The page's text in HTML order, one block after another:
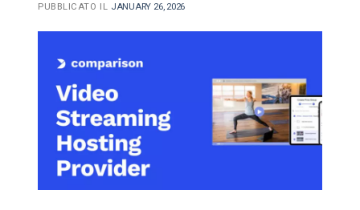
PUBBLICATO IL JANUARY 26, 2026